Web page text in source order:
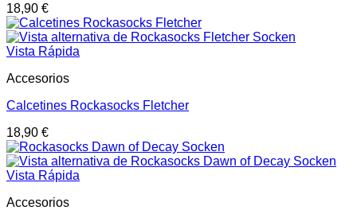
18,90 €
Vista Rápida
Accesorios
Calcetines Rockasocks Fletcher
18,90 €
Vista Rápida
Accesorios